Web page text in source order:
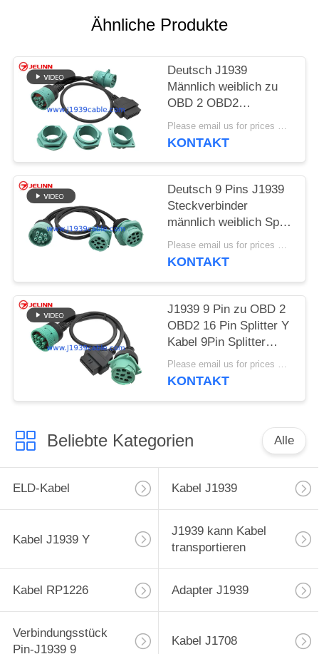
POLICY
Ähnliche Produkte
Deutsch J1939
Männlich weiblich zu
OBD 2 OBD2
Connector Splitter Y
Kabel mit 4
Please email us for prices MOQ:100 Stück
KONTAKT
Deutsch 9 Pins J1939
Steckverbinder
männlich weiblich Split
Y Kabel
Please email us for prices MOQ:100 Stück
KONTAKT
J1939 9 Pin zu OBD 2
OBD2 16 Pin Splitter Y
Kabel 9Pin Splitter
Drahtgurt für Lkw GPSPlease email us for prices MOQ:100 Stück
KONTAKT
Beliebte Kategorien Alle
ELD-Kabel Kabel J1939
Kabel J1939 Y
J1939 kann Kabel
transportieren
Kabel RP1226 Adapter J1939
Verbindungsstück
Pin-J1939 9
Kabel J1708